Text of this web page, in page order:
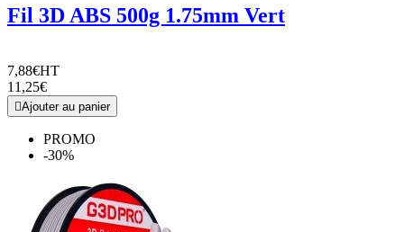
Fil 3D ABS 500g 1.75mm Vert
7,88€HT
11,25€
Ajouter au panier
PROMO
-30%